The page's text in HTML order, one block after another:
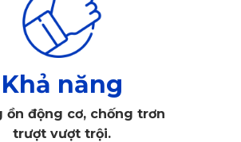
Dodge Challenger có thiết kế liền mạch
nguyên tấm
Khả năng
ồn động cơ, chống trơn
trượt vượt trội.